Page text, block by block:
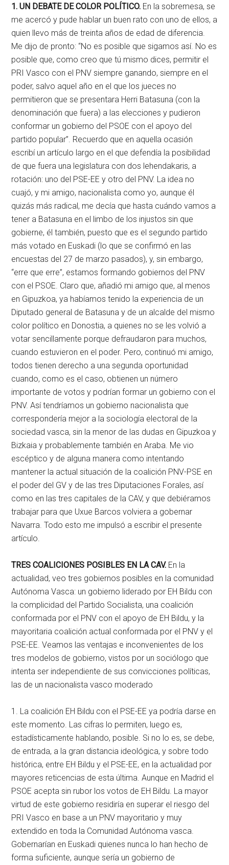
1. UN DEBATE DE COLOR POLÍTICO. En la sobremesa, se
me acercó y pude hablar un buen rato con uno de ellos, a
quien llevo más de treinta años de edad de diferencia.
Me dijo de pronto: “No es posible que sigamos así. No es
posible que, como creo que tú mismo dices, permitir el
PRI Vasco con el PNV siempre ganando, siempre en el
poder, salvo aquel año en el que los jueces no
permitieron que se presentara Herri Batasuna (con la
denominación que fuera) a las elecciones y pudieron
conformar un gobierno del PSOE con el apoyo del
partido popular”. Recuerdo que en aquella ocasión
escribí un artículo largo en el que defendía la posibilidad
de que fuera una legislatura con dos lehendakaris, a
rotación: uno del PSE-EE y otro del PNV. La idea no
cuajó, y mi amigo, nacionalista como yo, aunque él
quizás más radical, me decía que hasta cuándo vamos a
tener a Batasuna en el limbo de los injustos sin que
gobierne, él también, puesto que es el segundo partido
más votado en Euskadi (lo que se confirmó en las
encuestas del 27 de marzo pasados), y, sin embargo,
“erre que erre”, estamos formando gobiernos del PNV
con el PSOE. Claro que, añadió mi amigo que, al menos
en Gipuzkoa, ya habíamos tenido la experiencia de un
Diputado general de Batasuna y de un alcalde del mismo
color político en Donostia, a quienes no se les volvió a
votar sencillamente porque defraudaron para muchos,
cuando estuvieron en el poder. Pero, continuó mi amigo,
todos tienen derecho a una segunda oportunidad
cuando, como es el caso, obtienen un número
importante de votos y podrían formar un gobierno con el
PNV. Así tendríamos un gobierno nacionalista que
correspondería mejor a la sociología electoral de la
sociedad vasca, sin la menor de las dudas en Gipuzkoa y
Bizkaia y probablemente también en Araba. Me vio
escéptico y de alguna manera como intentando
mantener la actual situación de la coalición PNV-PSE en
el poder del GV y de las tres Diputaciones Forales, así
como en las tres capitales de la CAV, y que debiéramos
trabajar para que Uxue Barcos volviera a gobernar
Navarra. Todo esto me impulsó a escribir el presente
artículo.
TRES COALICIONES POSIBLES EN LA CAV. En la
actualidad, veo tres gobiernos posibles en la comunidad
Autónoma Vasca: un gobierno liderado por EH Bildu con
la complicidad del Partido Socialista, una coalición
conformada por el PNV con el apoyo de EH Bildu, y la
mayoritaria coalición actual conformada por el PNV y el
PSE-EE. Veamos las ventajas e inconvenientes de los
tres modelos de gobierno, vistos por un sociólogo que
intenta ser independiente de sus convicciones políticas,
las de un nacionalista vasco moderado
1. La coalición EH Bildu con el PSE-EE ya podría darse en
este momento. Las cifras lo permiten, luego es,
estadísticamente hablando, posible. Si no lo es, se debe,
de entrada, a la gran distancia ideológica, y sobre todo
histórica, entre EH Bildu y el PSE-EE, en la actualidad por
mayores reticencias de esta última. Aunque en Madrid el
PSOE acepta sin rubor los votos de EH Bildu. La mayor
virtud de este gobierno residiría en superar el riesgo del
PRI Vasco en base a un PNV mayoritario y muy
extendido en toda la Comunidad Autónoma vasca.
Gobernarían en Euskadi quienes nunca lo han hecho de
forma suficiente, aunque sería un gobierno de